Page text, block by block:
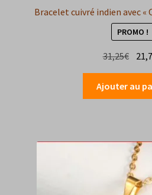
Bracelet cuivré indien avec «
PROMO !
31,25€ Le
était
Ajouter au